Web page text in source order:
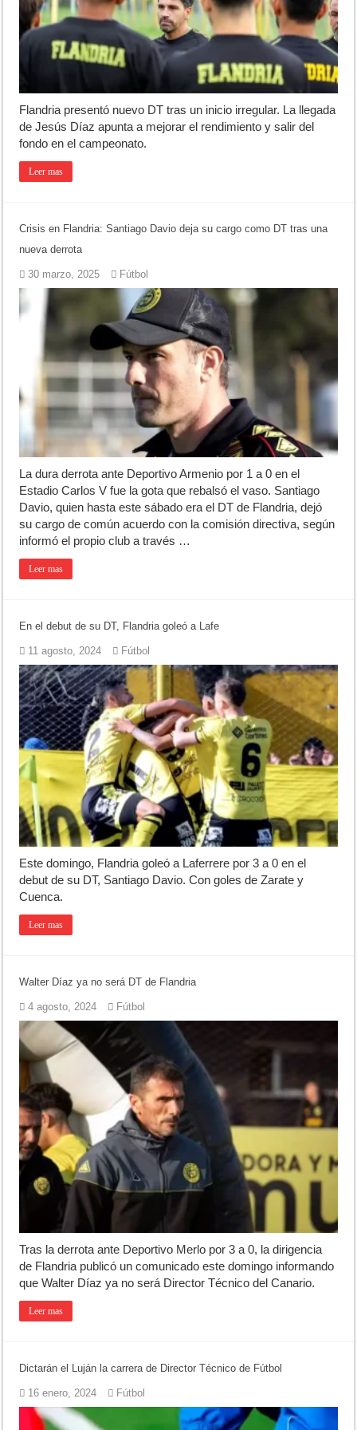
Jubilación en Argentina: qué requisitos exige ANSES para acceder al
Opinión: Buscando una mejor educación ambiental
Cédulas de identidad: residentes uruguayos avanzan con su
Flandria presentó nuevo DT tras un inicio irregular. La llegada
de Jesús Díaz apunta a mejorar el rendimiento y salir del
fondo en el campeonato.
Leer mas
Crisis en Flandria: Santiago Davio deja su cargo como DT tras una
nueva derrota
30 marzo, 2025 Fútbol
La dura derrota ante Deportivo Armenio por 1 a 0 en el
Estadio Carlos V fue la gota que rebalsó el vaso. Santiago
Davio, quien hasta este sábado era el DT de Flandria, dejó
su cargo de común acuerdo con la comisión directiva, según
informó el propio club a través …
Leer mas
En el debut de su DT, Flandria goleó a Lafe
11 agosto, 2024 Fútbol
Este domingo, Flandria goleó a Laferrere por 3 a 0 en el
debut de su DT, Santiago Davio. Con goles de Zarate y
Cuenca.
Leer mas
Walter Díaz ya no será DT de Flandria
4 agosto, 2024 Fútbol
Tras la derrota ante Deportivo Merlo por 3 a 0, la dirigencia
de Flandria publicó un comunicado este domingo informando
que Walter Díaz ya no será Director Técnico del Canario.
Leer mas
Dictarán el Luján la carrera de Director Técnico de Fútbol
16 enero, 2024 Fútbol